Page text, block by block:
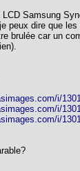
Samsung
peux dire que
brulée car un
i/
i/
i/